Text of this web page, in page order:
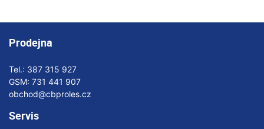
Prodejna
Tel.: 387 315 927
GSM: 731 441 907
obchod@cbproles.cz
Servis